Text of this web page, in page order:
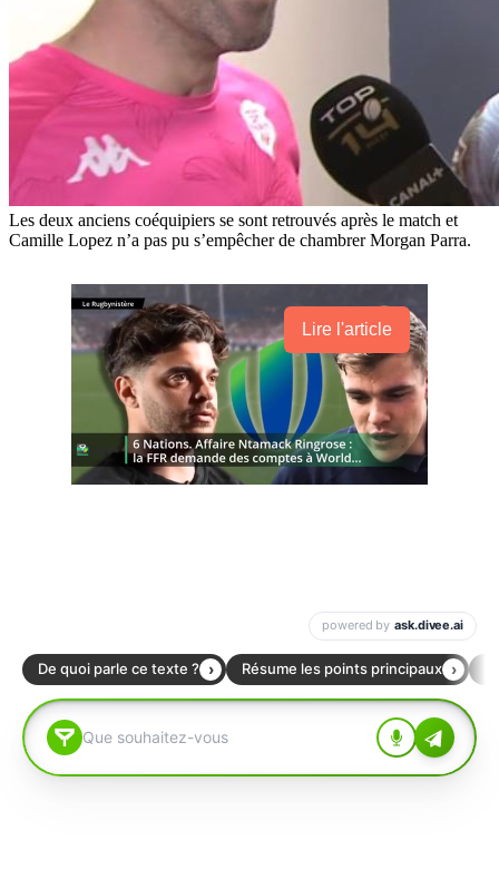
Les deux anciens coéquipiers se sont retrouvés après le match et
Camille Lopez n’a pas pu s’empêcher de chambrer Morgan Parra.
Lire l'article